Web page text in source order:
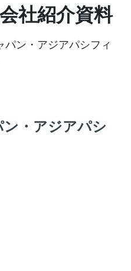
社紹介資料
ン・アジアパシフィ
・アジアパシ